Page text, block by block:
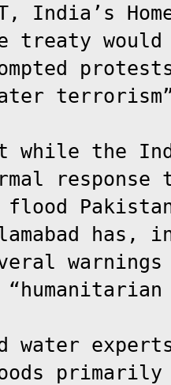
India’s
treaty
while the
has,
“humanitarian
water
primarily